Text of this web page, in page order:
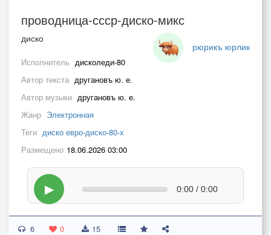
проводница-ссср-диско-микс
рюрикъ юрлик
диско
Исполнитель дисколеди-80
Автор текста другановъ ю. е.
Автор музыки другановъ ю. е.
Жанр Электронная
Теги диско евро-диско-80-х
Размещено 18.06.2026 03:00
▶ 0:00 / 0:00
6 0 15